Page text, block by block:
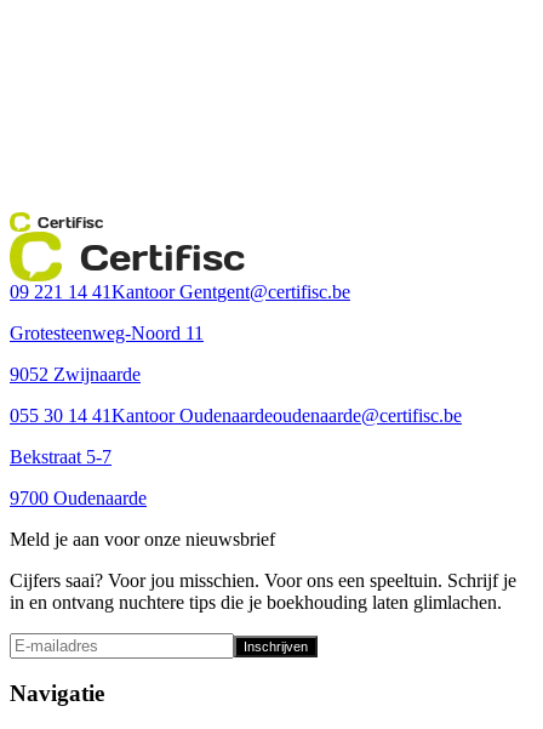
Certifisc
Certifisc
09 221 14 41Kantoor Gentgent@certifisc.be
Grotesteenweg-Noord 11
9052 Zwijnaarde
055 30 14 41Kantoor Oudenaardeoudenaarde@certifisc.be
Bekstraat 5-7
9700 Oudenaarde
Meld je aan voor onze nieuwsbrief
Cijfers saai? Voor jou misschien. Voor ons een speeltuin. Schrijf je
in en ontvang nuchtere tips die je boekhouding laten glimlachen.
Inschrijven
Navigatie